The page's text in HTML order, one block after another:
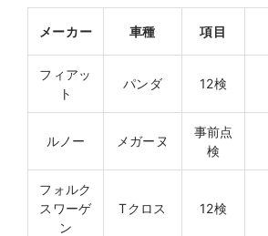
メーカー 車種 項目
フィアッ
ト
パンダ 12検
ルノー メガーヌ
事前点
検
フォルク
スワーゲ
ン
Tクロス 12検